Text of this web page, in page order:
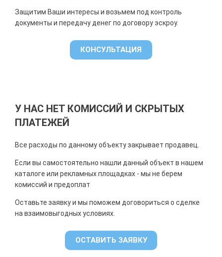
Защитим Ваши интересы и возьмем под контроль
документы и передачу денег по договору эскроу.
КОНСУЛЬТАЦИЯ
У НАС НЕТ КОМИССИЙ И СКРЫТЫХ
ПЛАТЕЖЕЙ
Все расходы по данному объекту закрывает продавец.
Если вы самостоятельно нашли данный объект в нашем
каталоге или рекламных площадках - мы не берем
комиссий и предоплат
Оставьте заявку и мы поможем договориться о сделке
на взаимовыгодных условиях.
ОСТАВИТЬ ЗАЯВКУ